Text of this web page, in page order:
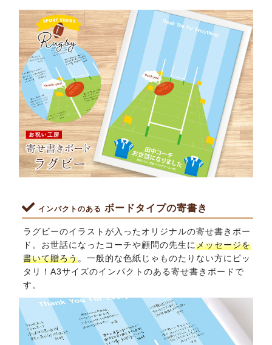
インパクトのある ボードタイプの寄書き
ラグビーのイラストが入ったオリジナルの寄せ書きボー
ド。お世話になったコーチや顧問の先生にメッセージを
書いて贈ろう。一般的な色紙じゃものたりない方にピッ
タリ！A3サイズのインパクトのある寄せ書きボードで
す。